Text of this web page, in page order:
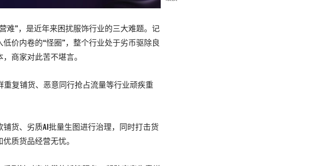
难”，是近年来困扰服饰行业的三大难题。记
价内卷的“怪圈”，整个行业处于劣币驱除良
商家对此苦不堪言。
复铺货、恶意同行抢占流量等行业顽疾重
货、劣质AI批量生图进行治理，同时打击货
质货品经营无忧。